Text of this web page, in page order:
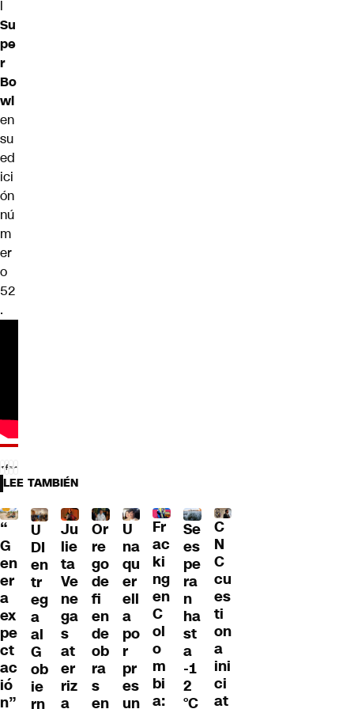
l
Su
pe
r
Bo
wl
en
su
ed
ici
ón
nú
m
er
o
52
.
LEE TAMBIÉN
“
G
en
er
a
ex
pe
ct
ac
ió
n”
U
DI
en
tr
eg
a
al
G
ob
ie
rn
Ju
lie
ta
Ve
ne
ga
s
at
er
riz
a
Or
re
go
de
fi
en
de
ob
ra
s
en
U
na
qu
er
ell
a
po
r
pr
es
un
Fr
ac
ki
ng
en
C
ol
o
m
bi
a:
Se
es
pe
ra
n
ha
st
a
-1
2
°C
C
N
C
cu
es
ti
on
a
ini
ci
at